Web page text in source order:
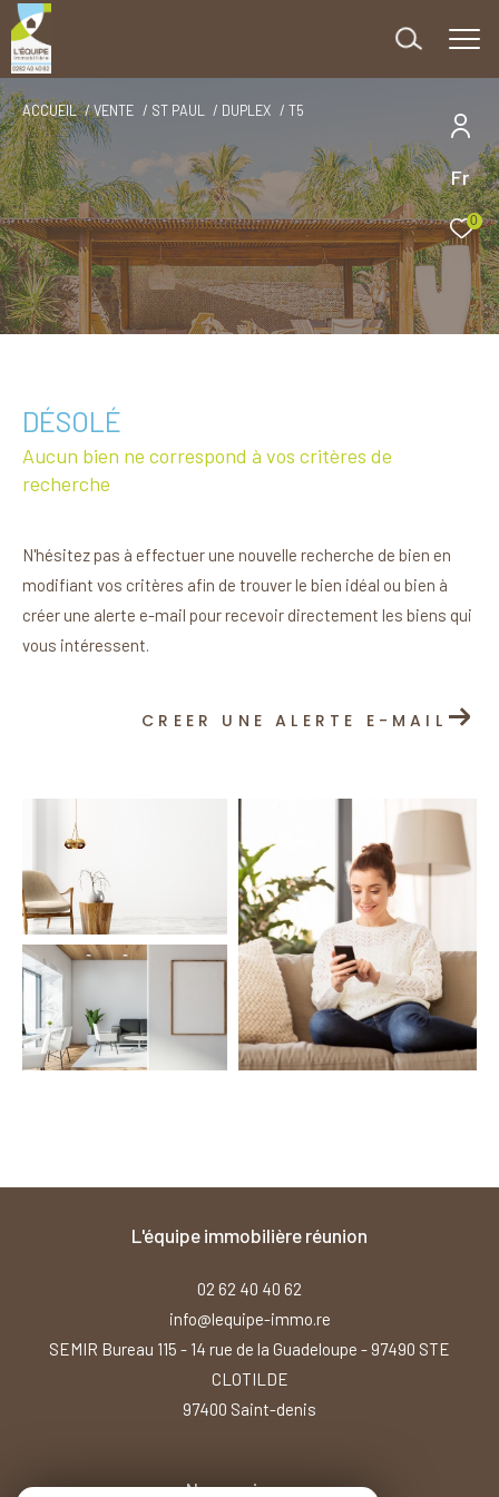
Fr
0
ACCUEIL VENTE ST PAUL DUPLEX T5
DÉSOLÉ
Aucun bien ne correspond à vos critères de
recherche
N'hésitez pas à effectuer une nouvelle recherche de bien en
modifiant vos critères afin de trouver le bien idéal ou bien à
créer une alerte e-mail pour recevoir directement les biens qui
vous intéressent.
CREER UNE ALERTE E-MAIL
l'équipe immobilière réunion
02 62 40 40 62
info@lequipe-immo.re
SEMIR Bureau 115 - 14 rue de la Guadeloupe - 97490 STE
CLOTILDE
97400
saint-denis
Nous suivre sur